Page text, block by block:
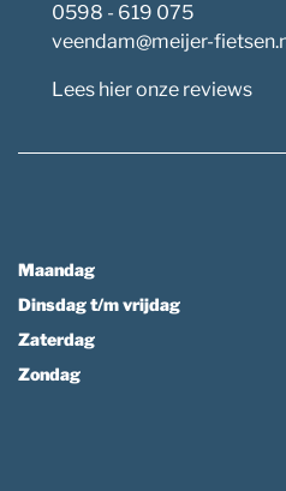
0598 - 619 075
veendam@meijer-
Lees hier onze reviews
Maandag
Dinsdag t/m vrijdag
Zaterdag
Zondag